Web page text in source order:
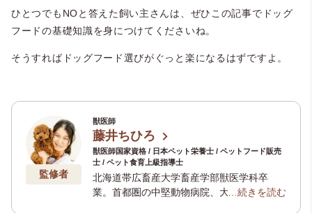
ひとつでもNOと答えた飼い主さんは、ぜひこの記事でドッグ
フードの基礎知識を身につけてくださいね。
そうすればドッグフード選びがぐっと楽になるはずですよ。
監修者
獣医師
藤井ちひろ
獣医師国家資格 / 日本ペット栄養士 / ペットフード販売
士 / ペット食育上級指導士
北海道帯広畜産大学畜産学部獣医学科卒
業。首都圏の中堅動物病院、大学病院を経
…続きを読む